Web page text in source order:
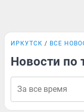
ИРКУТСК ВСЕ
Новости по